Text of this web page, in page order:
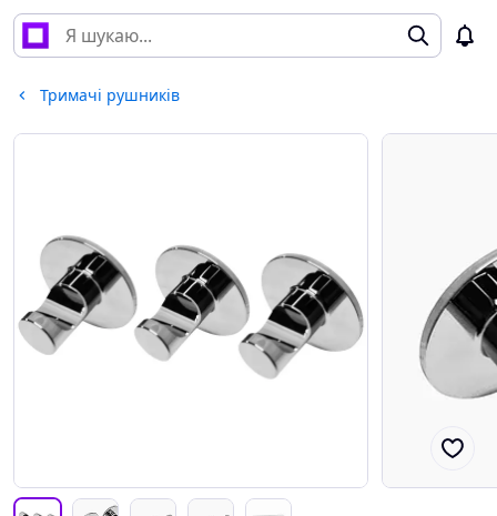
Тримачі рушників